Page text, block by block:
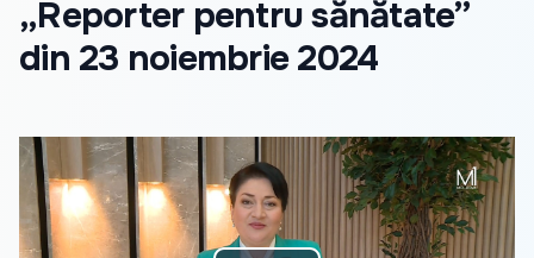
„Reporter pentru sănătate”
din 23 noiembrie 2024